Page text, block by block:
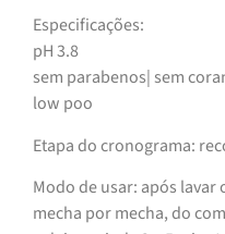
Especificações:
pH 3.8
sem parabenos| sem
low poo
Etapa do cronograma:
Modo de usar: após lavar
mecha por mecha, do